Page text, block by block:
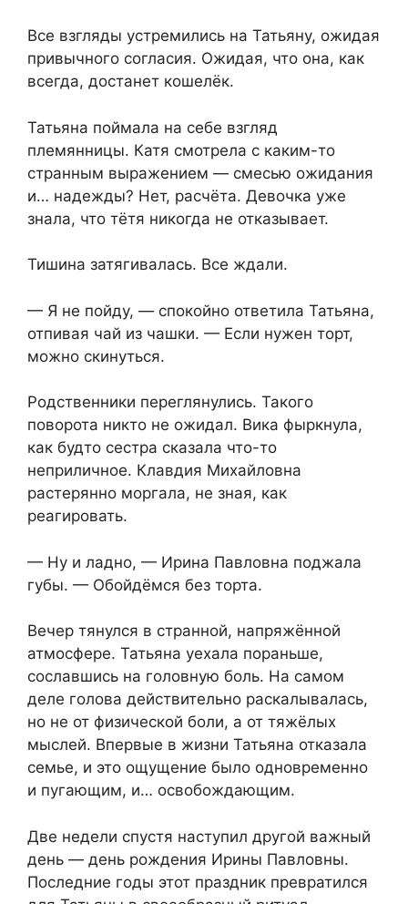
Все взгляды устремились на Татьяну, ожидая
привычного согласия. Ожидая, что она, как
всегда, достанет кошелёк.
Татьяна поймала на себе взгляд
племянницы. Катя смотрела с каким-то
странным выражением — смесью ожидания
и… надежды? Нет, расчёта. Девочка уже
знала, что тётя никогда не отказывает.
Тишина затягивалась. Все ждали.
— Я не пойду, — спокойно ответила Татьяна,
отпивая чай из чашки. — Если нужен торт,
можно скинуться.
Родственники переглянулись. Такого
поворота никто не ожидал. Вика фыркнула,
как будто сестра сказала что-то
неприличное. Клавдия Михайловна
растерянно моргала, не зная, как
реагировать.
— Ну и ладно, — Ирина Павловна поджала
губы. — Обойдёмся без торта.
Вечер тянулся в странной, напряжённой
атмосфере. Татьяна уехала пораньше,
сославшись на головную боль. На самом
деле голова действительно раскалывалась,
но не от физической боли, а от тяжёлых
мыслей. Впервые в жизни Татьяна отказала
семье, и это ощущение было одновременно
и пугающим, и… освобождающим.
Две недели спустя наступил другой важный
день — день рождения Ирины Павловны.
Последние годы этот праздник превратился